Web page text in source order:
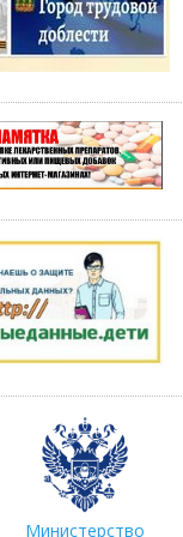
Министерство